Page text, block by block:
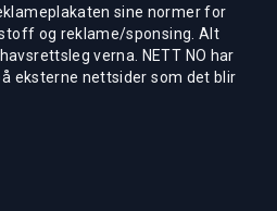
sine normer for
og reklame/sponsing. Alt
verna. NETT NO har
eksterne nettsider som det blir